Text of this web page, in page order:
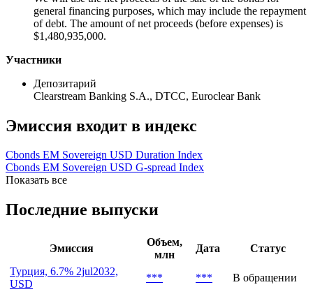
general financing purposes, which may include the repayment
of debt. The amount of net proceeds (before expenses) is
$1,480,935,000.
Участники
Депозитарий
Clearstream Banking S.A., DTCC, Euroclear Bank
Эмиссия входит в индекс
Cbonds EM Sovereign USD Duration Index
Cbonds EM Sovereign USD G-spread Index
Показать все
Последние выпуски
Эмиссия
Объем,
млн
Дата
Статус
Турция, 6.7% 2jul2032,
USD
*** ***
В обращении